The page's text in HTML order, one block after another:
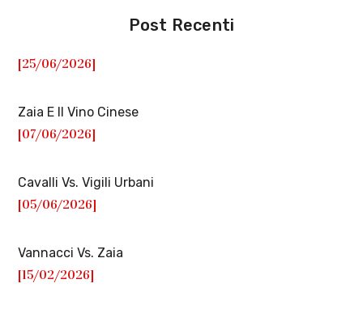
Post Recenti
[25/06/2026]
Zaia E Il Vino Cinese
[07/06/2026]
Cavalli Vs. Vigili Urbani
[05/06/2026]
Vannacci Vs. Zaia
[15/02/2026]